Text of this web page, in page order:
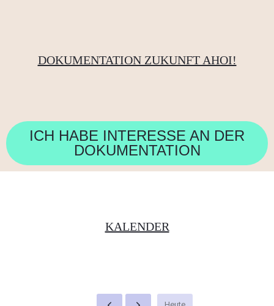
DOKUMENTATION ZUKUNFT AHOI!
ICH HABE INTERESSE AN DER
DOKUMENTATION
KALENDER